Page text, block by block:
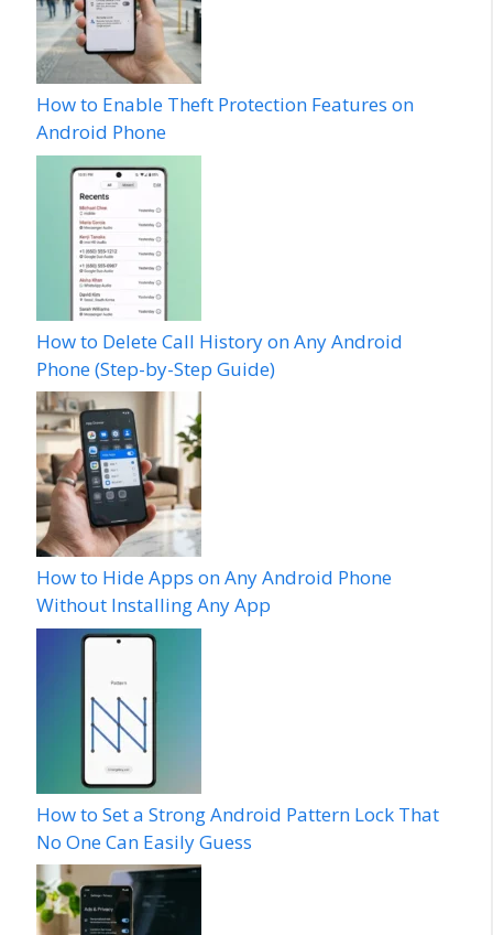
How to Enable Theft Protection Features on
Android Phone
How to Delete Call History on Any Android
Phone (Step-by-Step Guide)
How to Hide Apps on Any Android Phone
Without Installing Any App
How to Set a Strong Android Pattern Lock That
No One Can Easily Guess